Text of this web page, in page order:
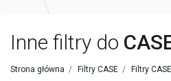
Inne filtry do
Strona główna / Filtry CASE / Filtry